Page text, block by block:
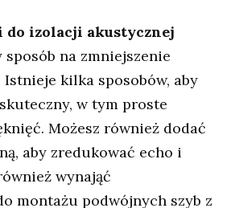
do izolacji akustycznej
na zmniejszenie
Istnieje kilka sposobów, aby
w tym proste
Możesz również dodać
aby zredukować echo i
wynająć
montażu podwójnych szyb z